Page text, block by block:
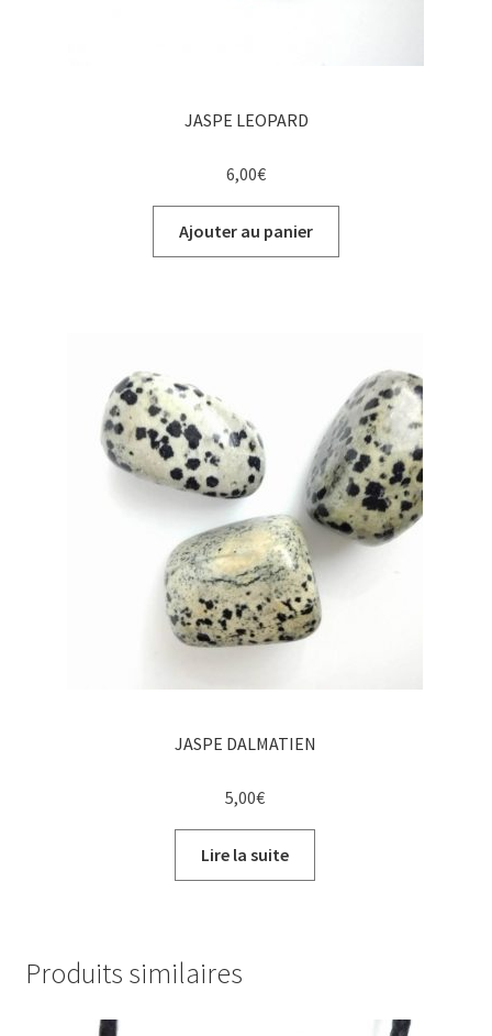
JASPE LEOPARD
6,00€
Ajouter au panier
JASPE DALMATIEN
5,00€
Lire la suite
Produits similaires